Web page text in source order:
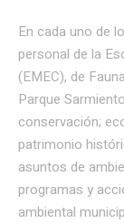
En cada uno de
personal de la
(EMEC), de
Parque
conservación;
patrimonio
asuntos de
programas y
ambiental